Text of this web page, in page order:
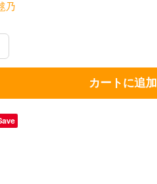
乃
カートに追加